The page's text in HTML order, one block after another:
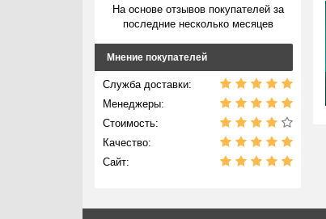
На основе отзывов покупателей за
последние несколько месяцев
Мнение покупателей
Служба доставки:
Менеджеры:
Стоимость:
Качество:
Сайт: